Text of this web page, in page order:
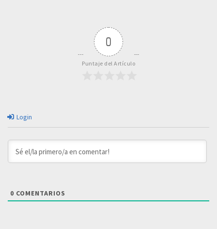
0
Puntaje del Artículo
Login
0 COMENTARIOS